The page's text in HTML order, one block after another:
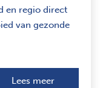
en regio direct
van gezonde
Lees meer